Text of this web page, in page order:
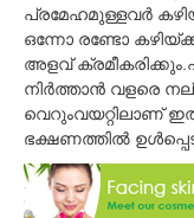
പ്രമേഹമുള്ളവര്‍
ഒന്നോ രണ്ടോ
അളവ്
നിര്‍ത്താന്‍ വളരെ
വെറുംവയറ്റിലാണ്
ഭക്ഷണത്തില്‍